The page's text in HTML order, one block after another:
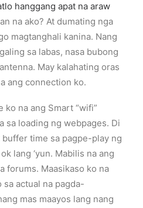
hanggang apat na araw
na ako? At dumating nga
magtanghali kanina. Nang
sa labas, nasa bubong
May kalahating oras
ang connection ko.
na ang Smart “wifi”
sa loading ng webpages. Di
buffer time sa pagpe-play ng
lang ‘yun. Mabilis na ang
forums. Maasikaso ko na
actual na pagda-
mas maayos lang nang